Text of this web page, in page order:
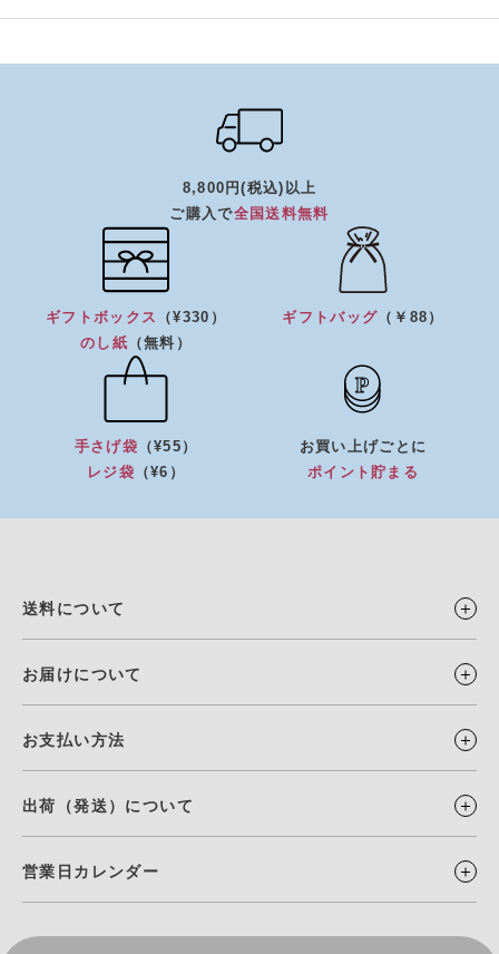
8,800円(税込)以上
ご購入で全国送料無料
ギフトボックス
（¥330）
のし紙 （無料）
ギフトバッグ （￥88）
手さげ袋 （¥55）
レジ袋 （¥6）
お買い上げごとに
ポイント貯まる
送料について
お届けについて
お支払い方法
出荷（発送）について
営業日カレンダー